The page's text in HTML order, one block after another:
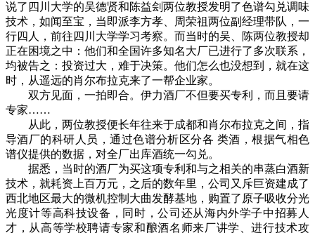
说了四川大学的吴德贤和陈益刽两位教授发明了色谱勾兑调味
技术，如闻至宝，当即派李方孝、周荣祖两位副经理带队，一
行四人，前往四川大学学习考察。而当时的吴、陈两位教授却
正在困境之中：他们和全国许多知名大厂已进行了多次联系，
均被告之：投资过大，难于决策。他们怎么也没想到，就在这
时，从遥远的肖尔布拉克来了一帮企业家。
双方见面，一拍即合。伊力酒厂不但要买专利，而且要请
专家……
从此，两位教授便长年往来于成都和肖尔布拉克之间，指
导酒厂的科研人员，通过色谱分析区分各 类酒，根据气相色
谱仪提供的数据，对全厂出库酒统一勾兑。
据悉，当时的酒厂为买这项专利和与之相关的串蒸白酒新
技术，就耗资上百万元，之后的数年里，公司又斥巨资建成了
西北地区最大的微机控制大曲发酵基地，购置了原子吸收分光
光度计等高科技设备，同时，公司还从海内外学子中招募人
才，从高等学校聘请专家和酿酒名师来厂讲学、进行技术攻